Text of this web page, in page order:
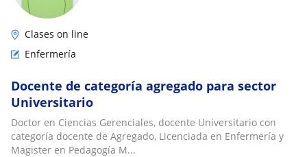
Clases on line
Enfermería
Docente de categoría agregado para sector
Universitario
Doctor en Ciencias Gerenciales, docente Universitario con
categoría docente de Agregado, Licenciada en Enfermería y
Magister en Pedagogía M...